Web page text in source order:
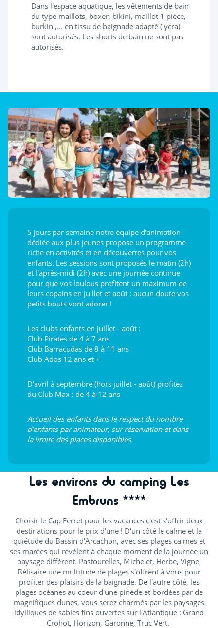
Dans l'espace aquatique, les vêtements de bain
du type maillots, boxer, bikini, maillot 1 pièce,
burkini,... en tissu de baignade adapté (lycra)
sont autorisés. Les shorts de bain ne sont pas
autorisés.
5 jours par semaine notre équipe d'animation
dédiée aux plus jeunes propose un programme
riche en activités et en découvertes pour vos
enfants. Les sessions sont proposés le matin (2h)
et l'après-midi (2h) avec une journée continue
pour que vos loulous profitent un maximum de
leurs copains en juillet et août : aucun doute vos
petits bouts vont adorer !
Les clubs enfants en juillet - août :
Club Pirates de 4 à 7 ans
Club Barracudas de 8 à 11 ans
Club Ados 12 ans et +
D'avril à septembre (hors juillet - août) profitez
du Club Max : de 4 à 12 ans
Accueil des enfants dans le respect du nombre
d’enfants par animateur, sur réservation et dans
la limite des places disponibles.
Les environs du camping Les
Embruns ****
Choisir le Cap Ferret pour les vacances c'est s'offrir deux
destinations pour le prix d'une ! D'un côté le calme et la
quiétude du Bassin d'Arcachon, avec ses plages calmes et
ses marées qui révèlent à chaque moment de la journée un
paysage différent. Pastourelles, Michelet, Herbe, Vigne,
Bélisaire une multitude de plages s'offrent à vous pour
profiter des plaisirs de la baignade. De l'autre côté, les
plages océanes au coeur d'une pinède et bordées par de
magnifiques dunes, vous serez charmés par les paysages
idylliques de sables fins ouvertes sur l'Atlantique : Grand
Crohot, Horizon, Garonne, Truc Vert.